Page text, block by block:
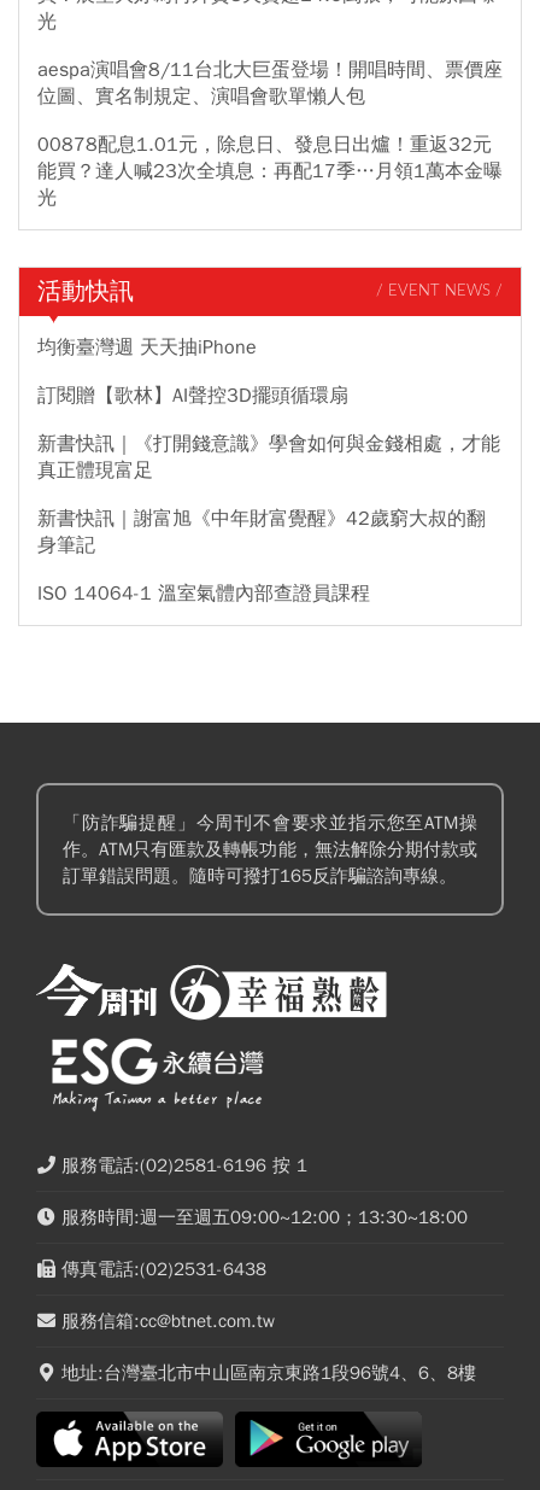
光
aespa演唱會8/11台北大巨蛋登場！開唱時間、票價座
位圖、實名制規定、演唱會歌單懶人包
00878配息1.01元，除息日、發息日出爐！重返32元
能買？達人喊23次全填息：再配17季…月領1萬本金曝
光
活動快訊 / EVENT NEWS /
均衡臺灣週 天天抽iPhone
訂閱贈【歌林】AI聲控3D擺頭循環扇
新書快訊｜《打開錢意識》學會如何與金錢相處，才能
真正體現富足
新書快訊｜謝富旭《中年財富覺醒》42歲窮大叔的翻
身筆記
ISO 14064-1 溫室氣體內部查證員課程
「防詐騙提醒」今周刊不會要求並指示您至ATM操
作。ATM只有匯款及轉帳功能，無法解除分期付款或
訂單錯誤問題。隨時可撥打165反詐騙諮詢專線。
服務電話:(02)2581-6196 按 1
服務時間:週一至週五09:00~12:00；13:30~18:00
傳真電話:(02)2531-6438
服務信箱:cc@btnet.com.tw
地址:台灣臺北市中山區南京東路1段96號4、6、8樓